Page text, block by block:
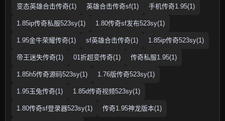
变态英雄合击传奇(1) 英雄合击传奇sf(1) 手机传奇1.95(1)
1.85ip传奇私服523sy(1) 1.80传奇sf发布523sy(1)
1.95金牛荣耀传奇(1) sf英雄合击传奇(1) 1.85ip传奇523sy(1)
帝王迷失传奇(1) 01折超变传奇(1) 传奇私服1.95(1)
1.85h5传奇源码523sy(1) 1.76版传奇523sy(1)
1.95玉兔传奇(1) 1.85d传奇视频523sy(1)
1.80传奇sf登录器523sy(1) 传奇1.95神龙版本(1)